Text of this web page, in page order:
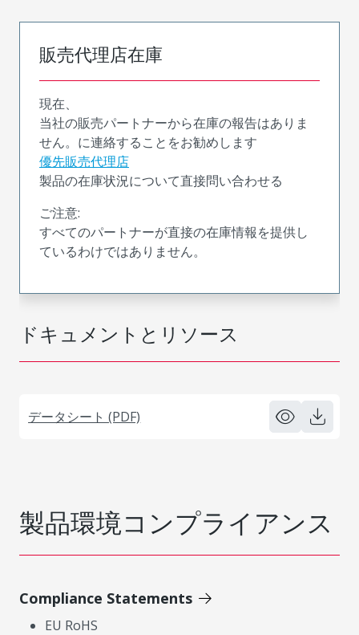
ドキュメントとリソース
データシート (PDF)
販売代理店在庫
現在、
当社の販売パートナーから在庫の報告はありま
せん。に連絡することをお勧めします
優先販売代理店
製品の在庫状況について直接問い合わせる
ご注意:
すべてのパートナーが直接の在庫情報を提供し
ているわけではありません。
製品環境コンプライアンス
Compliance Statements
EU RoHS